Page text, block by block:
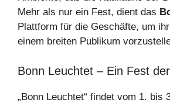
Mehr als nur ein Fest, dient das
Plattform für die Geschäfte, um
einem breiten Publikum
Bonn Leuchtet – Ein Fest
„Bonn Leuchtet“ findet vom 1. bis